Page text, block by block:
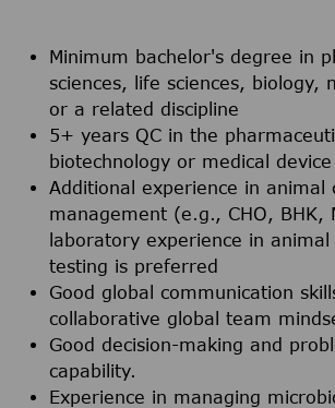
Minimum bachelor's degree in
sciences, life sciences, biology,
or a related discipline
5+ years QC in the
biotechnology or medical device
Additional experience in animal
management (e.g., CHO, BHK,
laboratory experience in animal
testing is preferred
Good global communication
collaborative global team
Good decision-making and
capability.
Experience in managing